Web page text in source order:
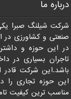
درباره ما
شرکت شیلنگ صبرا
صنعتی و کشاورزی در
در این حوزه و
تاجران بسیاری در
باشد.این شرکت قادر
این حوزه تجاری
مناسب ترین کیفیت